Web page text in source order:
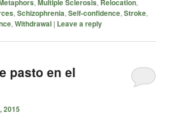
Metaphors, Multiple Sclerosis, Relocation,
,Schizophrenia,Self-confidence,Stroke,
,Withdrawal | Leave a reply
pasto en el
2015